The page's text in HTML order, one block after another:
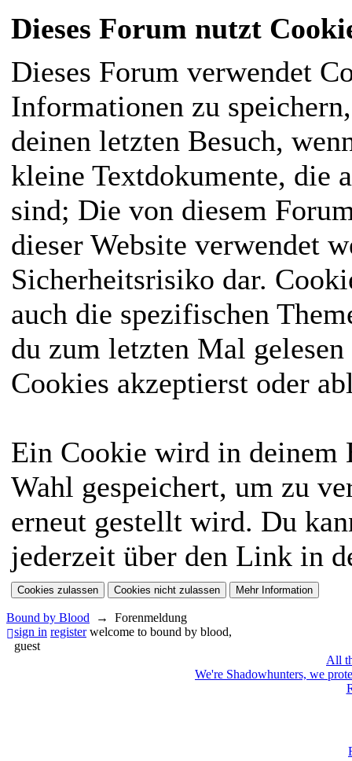
Dieses Forum nutzt
Dieses Forum verwendet
Informationen zu
deinen letzten Besuch,
kleine Textdokumente, die
sind; Die von diesem
dieser Website verwendet
Sicherheitsrisiko dar.
auch die spezifischen
du zum letzten Mal
Cookies akzeptierst oder
Ein Cookie wird in deinem
Wahl gespeichert, um zu
erneut gestellt wird. Du
jederzeit über den Link in
Bound by Blood → Forenmeldung
sign in register welcome to bound by blood,
guest
All
We're Shadowhunters, we